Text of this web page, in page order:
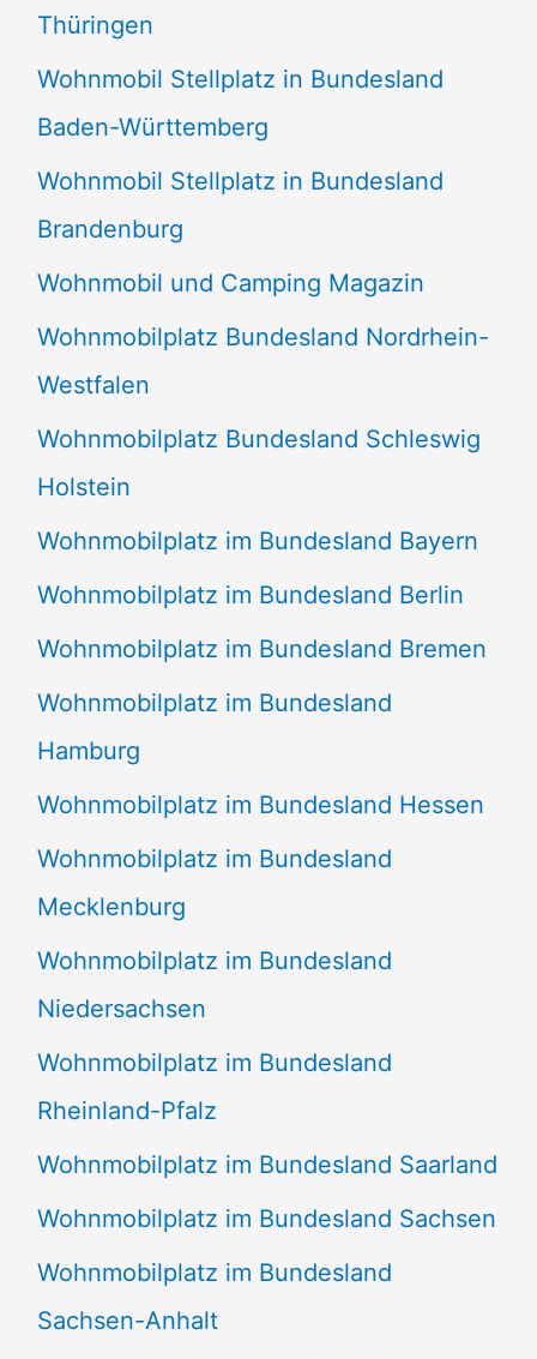
Thüringen
Wohnmobil Stellplatz in Bundesland
Baden-Württemberg
Wohnmobil Stellplatz in Bundesland
Brandenburg
Wohnmobil und Camping Magazin
Wohnmobilplatz Bundesland Nordrhein-
Westfalen
Wohnmobilplatz Bundesland Schleswig
Holstein
Wohnmobilplatz im Bundesland Bayern
Wohnmobilplatz im Bundesland Berlin
Wohnmobilplatz im Bundesland Bremen
Wohnmobilplatz im Bundesland
Hamburg
Wohnmobilplatz im Bundesland Hessen
Wohnmobilplatz im Bundesland
Mecklenburg
Wohnmobilplatz im Bundesland
Niedersachsen
Wohnmobilplatz im Bundesland
Rheinland-Pfalz
Wohnmobilplatz im Bundesland Saarland
Wohnmobilplatz im Bundesland Sachsen
Wohnmobilplatz im Bundesland
Sachsen-Anhalt